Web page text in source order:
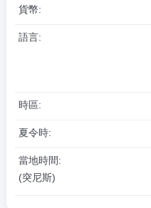
貨幣:
語言:
時區:
夏令時:
當地時間:
(突尼斯)